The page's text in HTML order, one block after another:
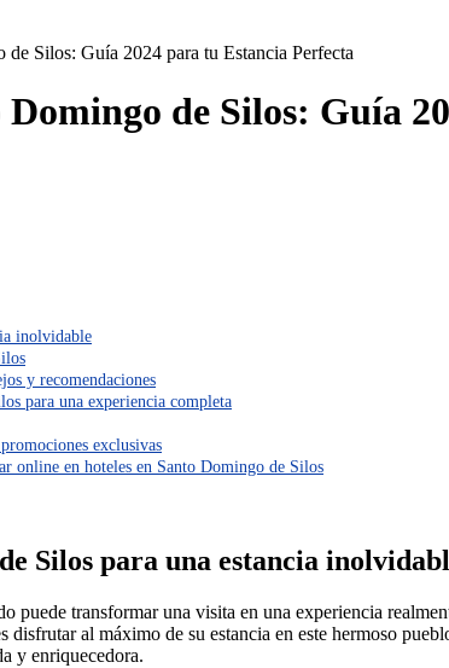
Silos: Guía 2024 para tu Estancia Perfecta
de Silos: Guía
inolvidable
y recomendaciones
para una experiencia completa
exclusivas
online en hoteles en Santo Domingo de Silos
Silos para una estancia
puede transformar una visita en una experiencia
al máximo de su estancia en este hermoso
y enriquecedora.